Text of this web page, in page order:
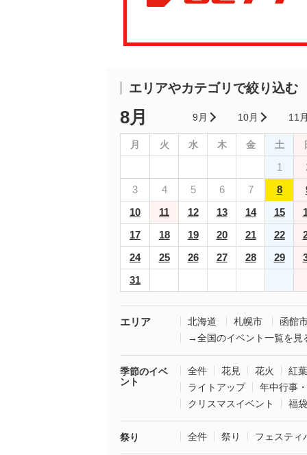
エリアやカテゴリで絞り込む
8月 9月 10月 11
月 火 水 木 金 土
1
3
4 5 6 7 8
10
11 12 13 14 15
17
18 19 20 21 22
24
25 26 27 28 29
31
エリア 北海道 札幌市
函館
→全国のイベント一覧を見
季節のイベ
ント
全件 花見 花火
紅葉
ライトアップ
年中行事
クリスマスイベント
福
祭り 全件 祭り フェスティ